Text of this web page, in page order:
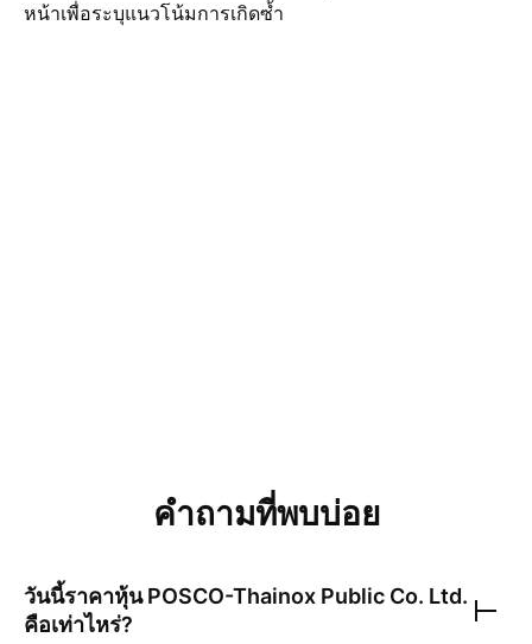
หน้าเพื่อระบุแนวโน้มการเกิดซ้ำ
คำถามที่พบบ่อย
วันนี้ราคาหุ้นPOSCO-Thainox Public Co. Ltd.
คือเท่าไหร่?